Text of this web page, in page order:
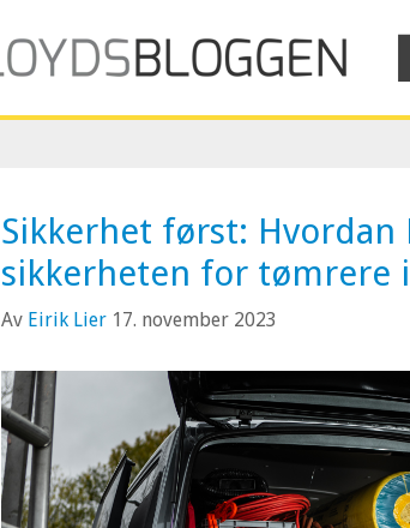
Sikkerhet først: Hvordan
sikkerheten for tømrere
Av Eirik Lier 17. november 2023